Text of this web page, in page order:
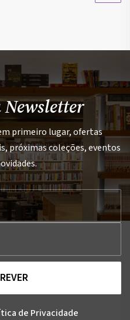
Newsletter
primeiro lugar, ofertas
próximas coleções, eventos
de Privacidade